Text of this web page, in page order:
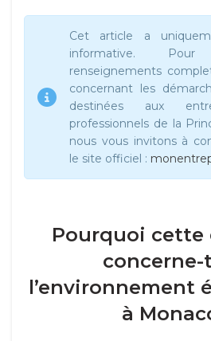
Cet article a
informative.
renseignements
concernant les
destinées aux
professionnels de la
nous vous invitons à
le site officiel :
Pourquoi cette
concerne-
l’environnement
à